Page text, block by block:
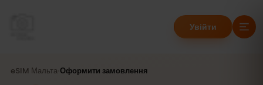
Увійти
eSIM Мальта Оформити замовлення